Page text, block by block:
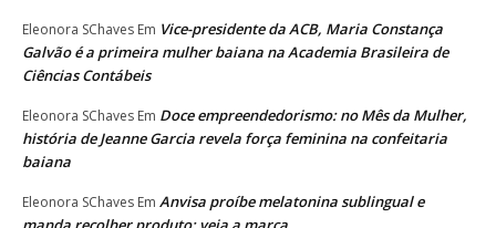
Eleonora SChaves Em Vice-presidente da ACB, Maria Constança
Galvão é a primeira mulher baiana na Academia Brasileira de
Ciências Contábeis
Eleonora SChaves Em Doce empreendedorismo: no Mês da Mulher,
história de Jeanne Garcia revela força feminina na confeitaria
baiana
Eleonora SChaves Em Anvisa proíbe melatonina sublingual e